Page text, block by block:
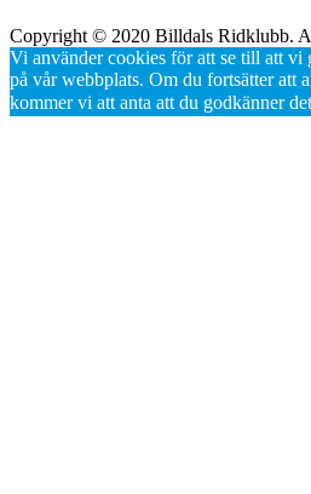
Copyright © 2020 Billdals Ridklubb.
Vi använder cookies för att se till att vi
på vår webbplats. Om du fortsätter att
kommer vi att anta att du godkänner